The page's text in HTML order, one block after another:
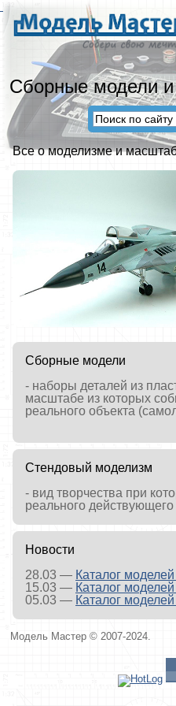
Сборные модели
Все о моделизме и
Сборные модели
- наборы деталей из
масштабе из которых
реального объекта
Стендовый моделизм
- вид творчества при
реального действующего
Новости
28.03 — Каталог
15.03 — Каталог
05.03 — Каталог
Модель Мастер © 2007-2024.